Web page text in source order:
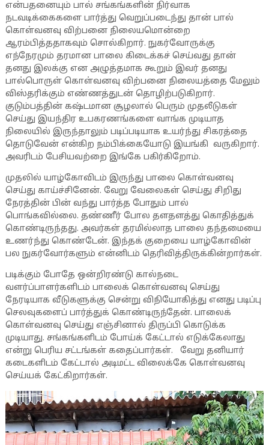
என்பதனையும் பால் சங்கங்களின் நிர்வாக
நடவடிக்கைகளை பார்த்து வெறுப்படைந்து தான் பால்
கொள்வனவு விற்பனை நிலையமொன்றை
ஆரம்பித்ததாகவும் சொல்கிறார். நுகர்வோருக்கு
எந்நேரமும் தரமான பாலை கிடைக்கச் செய்வது தான்
தனது இலக்கு என அழுத்தமாக கூறும் இவர் தனது
பால்பொருள் கொள்வனவு விற்பனை நிலையத்தை மேலும்
விஸ்தரிக்கும் எண்ணத்துடன் தொழிற்படுகிறார்.
குடும்பத்தின் கஷ்டமான சூழலால் பெரும் முதலீடுகள்
செய்து இயந்திர உபகரணங்களை வாங்க முடியாத
நிலையில் இருந்தாலும் படிப்படியாக உயர்ந்து சிகரத்தை
தொடுவேன் என்கிற நம்பிக்கையோடு இயங்கி வருகிறார்.
அவரிடம் பேசியவற்றை இங்கே பகிர்கிறோம்.
முதலில் யாழ்கோவிடம் இருந்து பாலை கொள்வனவு
செய்து காய்ச்சினேன். வேறு வேலைகள் செய்து சிறிது
நேரத்தின் பின் வந்து பார்த்த போதும் பால்
பொங்கவில்லை. தண்ணீர் போல தளதளத்து கொதித்துக்
கொண்டிருந்தது. அவர்கள் தரமில்லாத பாலை தந்தமையை
உணர்ந்து கொண்டேன். இந்தக் குறையை யாழ்கோவின்
பல நுகர்வோர்களும் என்னிடம் தெரிவித்திருக்கின்றார்கள்.
படிக்கும் போதே ஒன்றிரண்டு கால்நடை
வளர்ப்பாளர்களிடம் பாலைக் கொள்வனவு செய்து
நேரடியாக வீடுகளுக்கு சென்று விநியோகித்து எனது படிப்பு
செலவுகளைப் பார்த்துக் கொண்டிருந்தேன். பாலைக்
கொள்வனவு செய்து எஞ்சினால் திருப்பி கொடுக்க
முடியாது. சங்கங்களிடம் போய்க் கேட்டால் எடுக்கேலாது
என்று பெரிய சட்டங்கள் கதைப்பார்கள். வேறு தனியார்
கடைகளிடம் கேட்டால் அடிமட்ட விலைக்கே கொள்வனவு
செய்யக் கேட்கிறார்கள்.